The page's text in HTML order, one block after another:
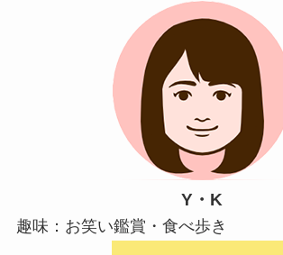
Y・K
趣味：お笑い鑑賞・食べ歩き